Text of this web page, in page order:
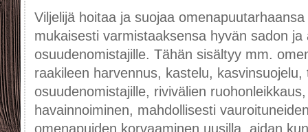
Viljelijä hoitaa ja suojaa
mukaisesti varmistaaksensa hyvän sadon
osuudenomistajille. Tähän sisältyy mm.
raakileen harvennus, kastelu, kasvinsuojelu,
osuudenomistajille, rivivälien
havainnoiminen, mahdollisesti
omenapuiden korvaaminen uusilla, aidan